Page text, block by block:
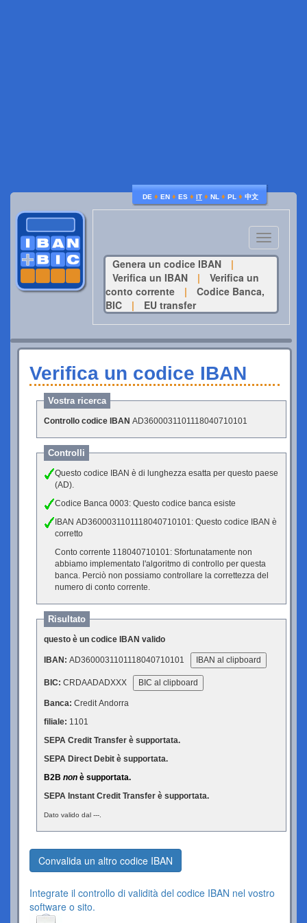
DE ♦ EN ♦ ES ♦ IT ♦ NL ♦ PL ♦ 中文
Toggle
navigation
Genera un codice IBAN
|
Verifica un IBAN
|
Verifica un
conto corrente
|
Codice Banca,
BIC
| EU transfer
Verifica un codice IBAN
Vostra ricerca
Controllo codice IBAN AD3600031101118040710101
Controlli
Questo codice IBAN è di lunghezza esatta per questo paese
(AD).
Codice Banca 0003: Questo codice banca esiste
IBAN AD3600031101118040710101: Questo codice IBAN è
corretto
Conto corrente 118040710101: Sfortunatamente non
abbiamo implementato l'algoritmo di controllo per questa
banca. Perciò non possiamo controllare la correttezza del
numero di conto corrente.
Risultato
questo è un codice IBAN valido
IBAN: AD3600031101118040710101 IBAN al clipboard
BIC: CRDAADADXXX BIC al clipboard
Banca: Credit Andorra
filiale: 1101
SEPA Credit Transfer è supportata.
SEPA Direct Debit è supportata.
B2B non è supportata.
SEPA Instant Credit Transfer è supportata.
Dato valido dal ---.
Convalida un altro codice IBAN
Integrate il controllo di validità del codice IBAN nel vostro
software o sito.